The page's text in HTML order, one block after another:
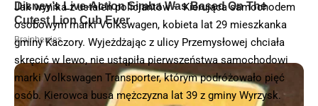
Jak wynika z ustaleń policjantów – Kierująca samochodem
osobowym marki Volkswagen, kobieta lat 29 mieszkanka
gminy Kaczory. Wyjeżdżając z ulicy Przemysłowej chciała
skręcić w lewo, nie ustąpiła pierwszeństwa samochodowi
marki Volkswagen Transporter, którym podróżowało pięć
osób. Kierowca busa mężczyzna lat 39 z gminy Wyrzysk.